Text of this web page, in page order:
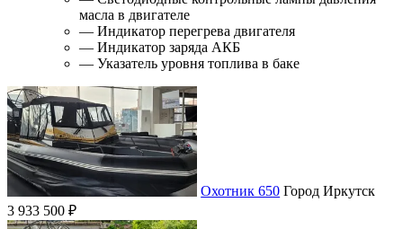
масла в двигателе
— Индикатор перегрева двигателя
— Индикатор заряда АКБ
— Указатель уровня топлива в баке
Охотник 650 ГородИркутск
3 933 500 ₽